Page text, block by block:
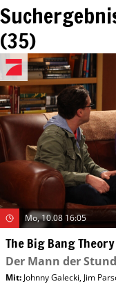
(35)
Mo, 10.08 16:05
The Big Bang Theory
Der Mann der
Mit: Johnny Galecki, Jim